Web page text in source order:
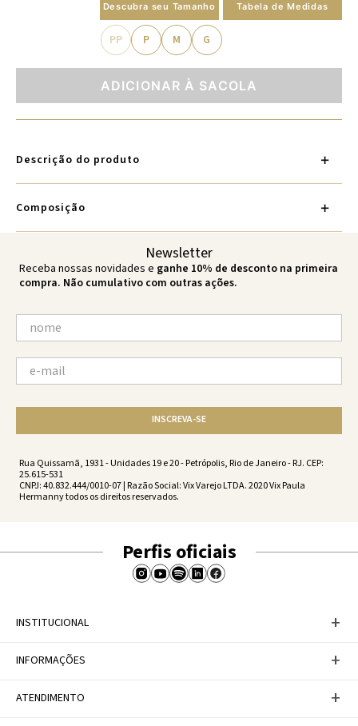
Descubra seu Tamanho Tabela de Medidas
PP P M G
ADICIONAR À SACOLA
Descrição do produto
Composição
Newsletter
Receba nossas novidades e ganhe 10% de desconto na primeira
compra. Não cumulativo com outras ações.
INSCREVA-SE
Rua Quissamã, 1931 - Unidades 19 e 20 - Petrópolis, Rio de Janeiro - RJ. CEP:
25.615-531
CNPJ: 40.832.444/0010-07 | Razão Social: Vix Varejo LTDA. 2020 Vix Paula
Hermanny todos os direitos reservados.
Perfis oficiais
INSTITUCIONAL +
A Marca
Trabalhe conosco
INFORMAÇÕES +
Política de Privacidade
ATENDIMENTO +